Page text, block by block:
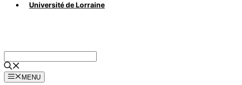
Université de Lorraine
MENU